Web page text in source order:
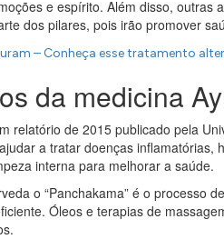
e espírito. Além disso, outras
dos pilares, pois irão promover
– Conheça esse tratamento
da medicina
relatório de 2015 publicado pela
a tratar doenças inflamatórias,
interna para melhorar a saúde.
o “Panchakama” é o processo
Óleos e terapias de